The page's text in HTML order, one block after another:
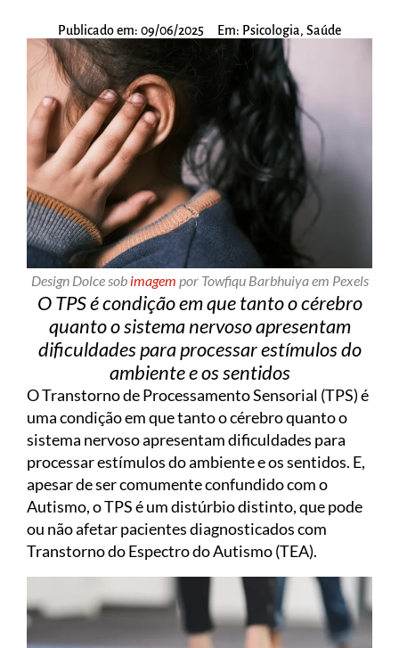
Publicado em: 09/06/2025 Em: Psicologia, Saúde
Design Dolce sob imagem por Towfiqu Barbhuiya em Pexels
O TPS é condição em que tanto o cérebro
quanto o sistema nervoso apresentam
dificuldades para processar estímulos do
ambiente e os sentidos
O Transtorno de Processamento Sensorial (TPS) é
uma condição em que tanto o cérebro quanto o
sistema nervoso apresentam dificuldades para
processar estímulos do ambiente e os sentidos. E,
apesar de ser comumente confundido com o
Autismo, o TPS é um distúrbio distinto, que pode
ou não afetar pacientes diagnosticados com
Transtorno do Espectro do Autismo (TEA).